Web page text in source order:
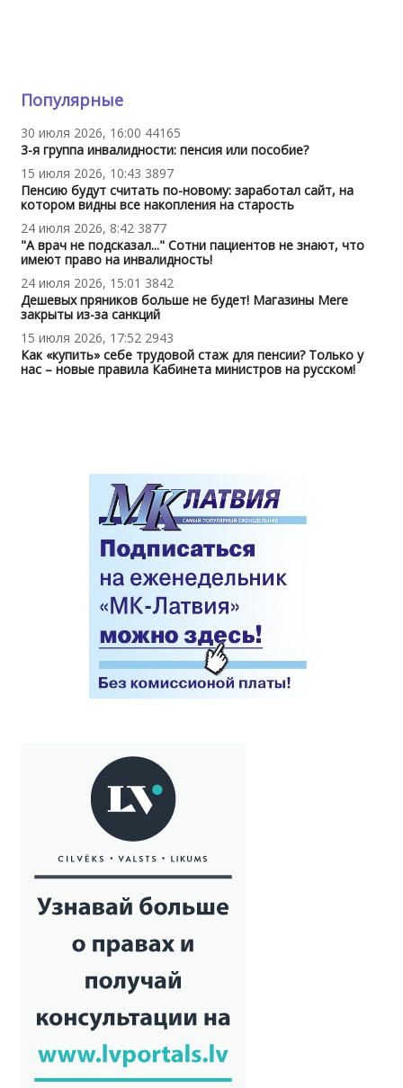
Популярные
30 июля 2026, 16:00 44165
3-я группа инвалидности: пенсия или пособие?
15 июля 2026, 10:43 3897
Пенсию будут считать по-новому: заработал сайт, на
котором видны все накопления на старость
24 июля 2026, 8:42 3877
"А врач не подсказал..." Сотни пациентов не знают, что
имеют право на инвалидность!
24 июля 2026, 15:01 3842
Дешевых пряников больше не будет! Магазины Mere
закрыты из-за санкций
15 июля 2026, 17:52 2943
Как «купить» себе трудовой стаж для пенсии? Только у
нас – новые правила Кабинета министров на русском!